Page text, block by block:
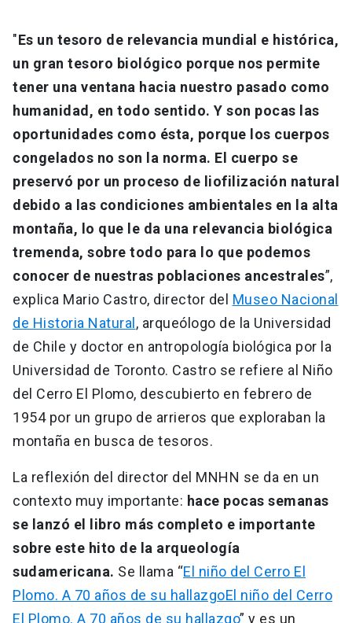
"Es un tesoro de relevancia mundial e histórica,
un gran tesoro biológico porque nos permite
tener una ventana hacia nuestro pasado como
humanidad, en todo sentido. Y son pocas las
oportunidades como ésta, porque los cuerpos
congelados no son la norma. El cuerpo se
preservó por un proceso de liofilización natural
debido a las condiciones ambientales en la alta
montaña, lo que le da una relevancia biológica
tremenda, sobre todo para lo que podemos
conocer de nuestras poblaciones ancestrales”,
explica Mario Castro, director del Museo Nacional
de Historia Natural , arqueólogo de la Universidad
de Chile y doctor en antropología biológica por la
Universidad de Toronto. Castro se refiere al Niño
del Cerro El Plomo, descubierto en febrero de
1954 por un grupo de arrieros que exploraban la
montaña en busca de tesoros.
La reflexión del director del MNHN se da en un
contexto muy importante: hace pocas semanas
se lanzó el libro más completo e importante
sobre este hito de la arqueología
sudamericana. Se llama “El niño del Cerro El
Plomo. A 70 años de su hallazgoEl niño del Cerro
El Plomo. A 70 años de su hallazgo” y es un